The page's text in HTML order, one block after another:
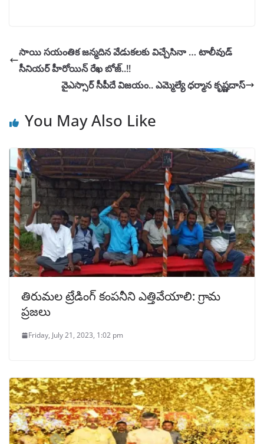
సాయి సయంతిక జన్మదిన వేడుకలకు విచ్చేసినా … టాలీవుడ్
సీనియర్ హీరోయిన్ రేఖ బోజ్..!!
వైఎస్సార్ సీపీదే విజయం.. ఎమ్మెల్యే ధర్మాన కృష్ణదాస్
You May Also Like
తిరుమల ట్రేడింగ్ కంపనీని ఎత్తివేయాలి: గ్రామ
ప్రజలు
Friday, July 21, 2023, 1:02 pm